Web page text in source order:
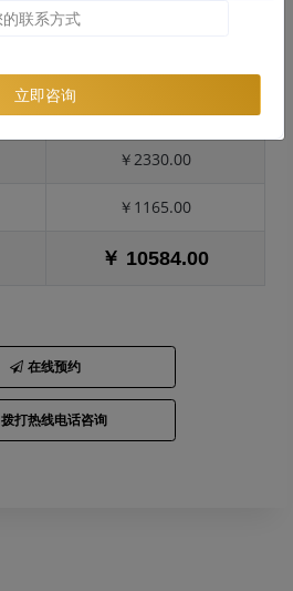
￥2035.00
￥2330.00
￥1165.00
￥ 10584.00
在线预约
拨打热线电话咨询
立即咨询